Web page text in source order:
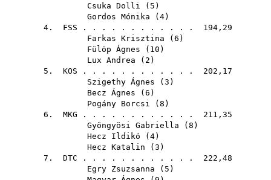
Csuka Dolli ( 5 )
Gordos Mónika ( 4)
4. FSS . . . . . . . . . . . . 194,29
Farkas Krisztina ( 6 )
Fülöp Ágnes ( 10 )
Lux Andrea ( 2 )
5. KOS . . . . . . . . . . . . 202,17
Szigethy Ágnes ( 3 )
Becz Ágnes ( 6 )
Pogány Borcsi ( 8 )
6. MKG . . . . . . . . . . . . 211,35
Gyöngyösi Gabriella ( 8 )
Hecz Ildikó ( 4)
Hecz Katalin ( 3 )
7. DTC . . . . . . . . . . . . 222,48
Egry Zsuzsanna ( 5 )